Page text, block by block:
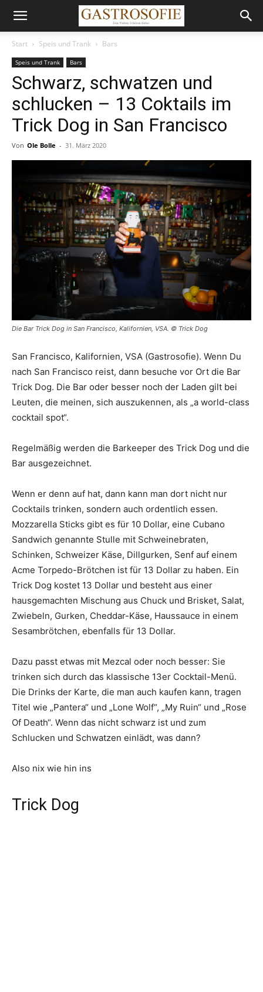
Start Speis und Trank Bars
Speis und Trank Bars
Schwarz, schwatzen und
schlucken – 13 Coktails im
Trick Dog in San Francisco
Von Ole Bolle - 31. März 2020
Die Bar Trick Dog in San Francisco, Kalifornien, VSA. © Trick Dog
San Francisco, Kalifornien, VSA (Gastrosofie). Wenn Du
nach San Francisco reist, dann besuche vor Ort die Bar
Trick Dog. Die Bar oder besser noch der Laden gilt bei
Leuten, die meinen, sich auszukennen, als „a world-class
cocktail spot“.
Regelmäßig werden die Barkeeper des Trick Dog und die
Bar ausgezeichnet.
Wenn er denn auf hat, dann kann man dort nicht nur
Cocktails trinken, sondern auch ordentlich essen.
Mozzarella Sticks gibt es für 10 Dollar, eine Cubano
Sandwich genannte Stulle mit Schweinebraten,
Schinken, Schweizer Käse, Dillgurken, Senf auf einem
Acme Torpedo-Brötchen ist für 13 Dollar zu haben. Ein
Trick Dog kostet 13 Dollar und besteht aus einer
hausgemachten Mischung aus Chuck und Brisket, Salat,
Zwiebeln, Gurken, Cheddar-Käse, Haussauce in einem
Sesambrötchen, ebenfalls für 13 Dollar.
Dazu passt etwas mit Mezcal oder noch besser: Sie
trinken sich durch das klassische 13er Cocktail-Menü.
Die Drinks der Karte, die man auch kaufen kann, tragen
Titel wie „Pantera“ und „Lone Wolf“, „My Ruin“ und „Rose
Of Death“. Wenn das nicht schwarz ist und zum
Schlucken und Schwatzen einlädt, was dann?
Also nix wie hin ins
Trick Dog